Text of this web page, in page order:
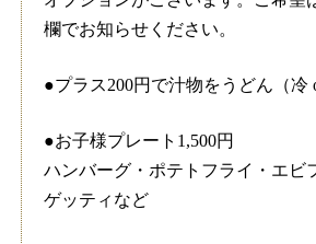
欄でお知らせください。
●プラス200円で汁物をうどん（冷
●お子様プレート1,500円
ハンバーグ・ポテトフライ・エビ
ゲッティなど